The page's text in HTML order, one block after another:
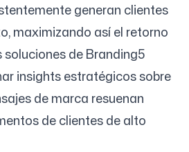
generan clientes
maximizando así el retorno
soluciones de Branding5
insights estratégicos sobre
de marca resuenan
de clientes de alto